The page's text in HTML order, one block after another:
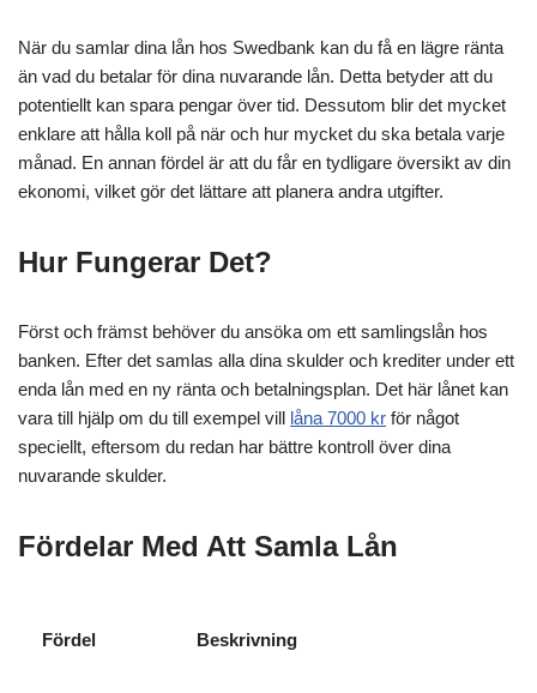
När du samlar dina lån hos Swedbank kan du få en lägre ränta
än vad du betalar för dina nuvarande lån. Detta betyder att du
potentiellt kan spara pengar över tid. Dessutom blir det mycket
enklare att hålla koll på när och hur mycket du ska betala varje
månad. En annan fördel är att du får en tydligare översikt av din
ekonomi, vilket gör det lättare att planera andra utgifter.
Hur Fungerar Det?
Först och främst behöver du ansöka om ett samlingslån hos
banken. Efter det samlas alla dina skulder och krediter under ett
enda lån med en ny ränta och betalningsplan. Det här lånet kan
vara till hjälp om du till exempel vill låna 7000 kr för något
speciellt, eftersom du redan har bättre kontroll över dina
nuvarande skulder.
Fördelar Med Att Samla Lån
Fördel Beskrivning